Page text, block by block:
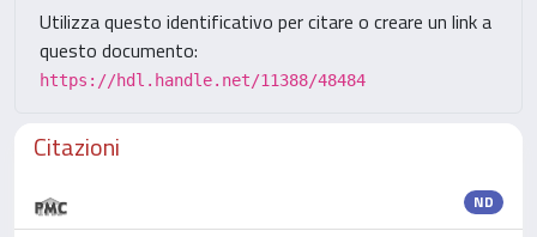
Utilizza questo identificativo per citare o creare un link a
questo documento:
https://hdl.handle.net/11388/48484
Citazioni
ND